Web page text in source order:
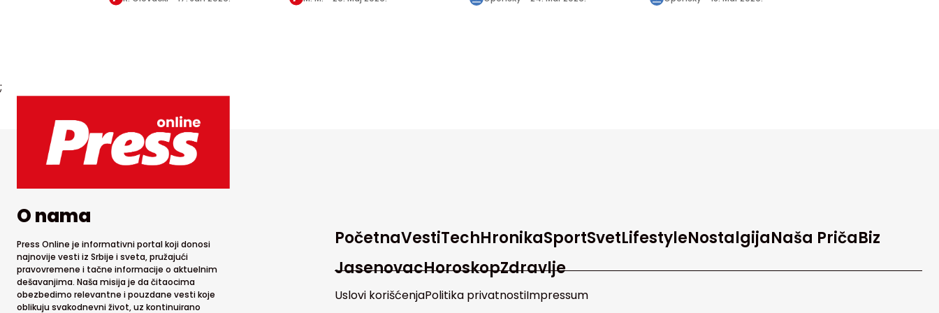
;
O nama
Press Online je informativni portal koji donosi
najnovije vesti iz Srbije i sveta, pružajući
pravovremene i tačne informacije o aktuelnim
dešavanjima. Naša misija je da čitaocima
obezbedimo relevantne i pouzdane vesti koje
oblikuju svakodnevni život, uz kontinuirano
PočetnaVestiTechHronikaSportSvetLifestyleNostalgijaNaša PričaBiz
JasenovacHoroskopZdravlje
Uslovi korišćenjaPolitika privatnostiImpressum